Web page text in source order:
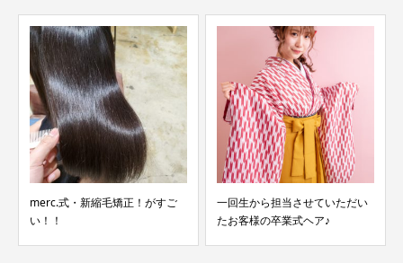
merc.式・新縮毛矯正！がすご
い！！
一回生から担当させていただい
たお客様の卒業式ヘア♪